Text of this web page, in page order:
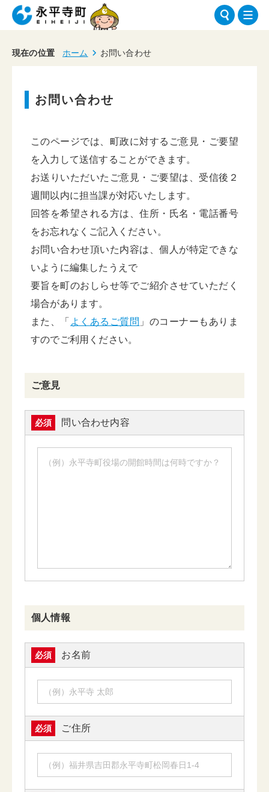
現在の位置 ホーム お問い合わせ
お問い合わせ
このページでは、町政に対するご意見・ご要望
を入力して送信することができます。
お送りいただいたご意見・ご要望は、受信後２
週間以内に担当課が対応いたします。
回答を希望される方は、住所・氏名・電話番号
をお忘れなくご記入ください。
お問い合わせ頂いた内容は、個人が特定できな
いように編集したうえで
要旨を町のおしらせ等でご紹介させていただく
場合があります。
また、「 よくあるご質問 」のコーナーもありま
すのでご利用ください。
ご意見
必須 問い合わせ内容
個人情報
必須 お名前
必須 ご住所